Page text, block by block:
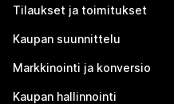
Tilaukset ja toimitukset
Kaupan suunnittelu
Markkinointi ja konversio
Kaupan hallinnointi